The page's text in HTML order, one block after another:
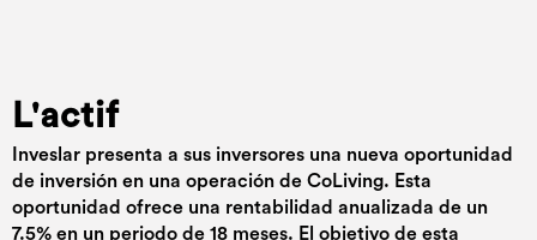
L'actif
Inveslar presenta a sus inversores una nueva oportunidad
de inversión en una operación de CoLiving. Esta
oportunidad ofrece una rentabilidad anualizada de un
7.5% en un periodo de 18 meses. El objetivo de esta